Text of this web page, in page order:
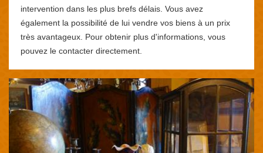
intervention dans les plus brefs délais. Vous avez
également la possibilité de lui vendre vos biens à un prix
très avantageux. Pour obtenir plus d'informations, vous
pouvez le contacter directement.